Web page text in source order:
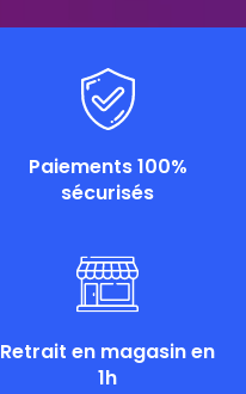
Paiements 100%
sécurisés
Retrait en magasin en
1h